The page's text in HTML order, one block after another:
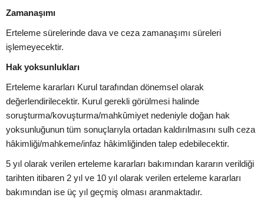
Zamanaşımı
Erteleme sürelerinde dava ve ceza zamanaşımı süreleri
işlemeyecektir.
Hak yoksunlukları
Erteleme kararları Kurul tarafından dönemsel olarak
değerlendirilecektir. Kurul gerekli görülmesi halinde
soruşturma/kovuşturma/mahkûmiyet nedeniyle doğan hak
yoksunluğunun tüm sonuçlarıyla ortadan kaldırılmasını sulh ceza
hâkimliği/mahkeme/infaz hâkimliğinden talep edebilecektir.
5 yıl olarak verilen erteleme kararları bakımından kararın verildiği
tarihten itibaren 2 yıl ve 10 yıl olarak verilen erteleme kararları
bakımından ise üç yıl geçmiş olması aranmaktadır.